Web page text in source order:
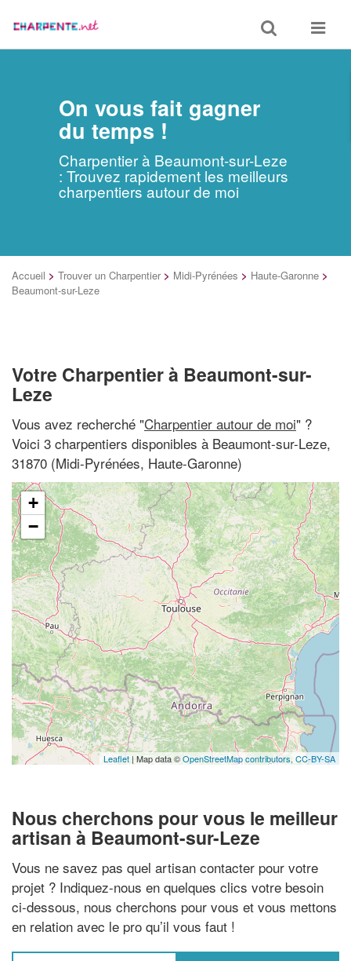
Toggle
search
Toggle
On vous fait gagner
du temps !
Charpentier à Beaumont-sur-Leze
: Trouvez rapidement les meilleurs
charpentiers autour de moi
Accueil > Trouver un Charpentier > Midi-Pyrénées > Haute-Garonne >
Beaumont-sur-Leze
Votre Charpentier à Beaumont-sur-
Leze
Vous avez recherché "Charpentier autour de moi" ?
Voici 3 charpentiers disponibles à Beaumont-sur-Leze,
31870 (Midi-Pyrénées, Haute-Garonne)
+
−
Leaflet | Map data ©OpenStreetMap contributors, CC-BY-SA
Nous cherchons pour vous le meilleur
artisan à Beaumont-sur-Leze
Vous ne savez pas quel artisan contacter pour votre
projet ? Indiquez-nous en quelques clics votre besoin
ci-dessous, nous cherchons pour vous et vous mettons
en relation avec le pro qu’il vous faut !